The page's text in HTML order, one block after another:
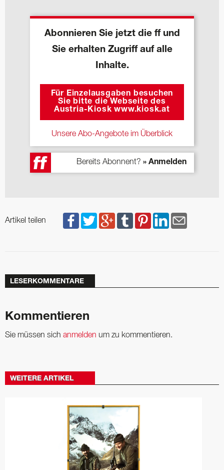
Abonnieren Sie jetzt die ff und
Sie erhalten Zugriff auf alle
Inhalte.
Für Einzelausgaben besuchen
Sie bitte die Webseite des
Austria-Kiosk www.kiosk.at
Unsere Abo-Angebote im Überblick
Bereits Abonnent? » Anmelden
Artikel teilen
LESERKOMMENTARE
Kommentieren
Sie müssen sich anmelden um zu kommentieren.
WEITERE ARTIKEL